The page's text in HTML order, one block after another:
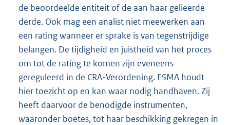
de beoordeelde entiteit of de aan haar gelieerde
derde. Ook mag een analist niet meewerken aan
een rating wanneer er sprake is van tegenstrijdige
belangen. De tijdigheid en juistheid van het proces
om tot de rating te komen zijn eveneens
gereguleerd in de CRA-Verordening. ESMA houdt
hier toezicht op en kan waar nodig handhaven. Zij
heeft daarvoor de benodigde instrumenten,
waaronder boetes, tot haar beschikking gekregen in